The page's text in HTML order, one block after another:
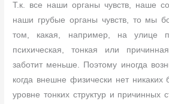
Т.к. все наши органы чувств, наше
наши грубые органы чувств, то мы
том, какая, например, на улице
психическая, тонкая или
заботит меньше. Поэтому иногда
когда внешне физически нет никаких
уровне тонких структур и причинных